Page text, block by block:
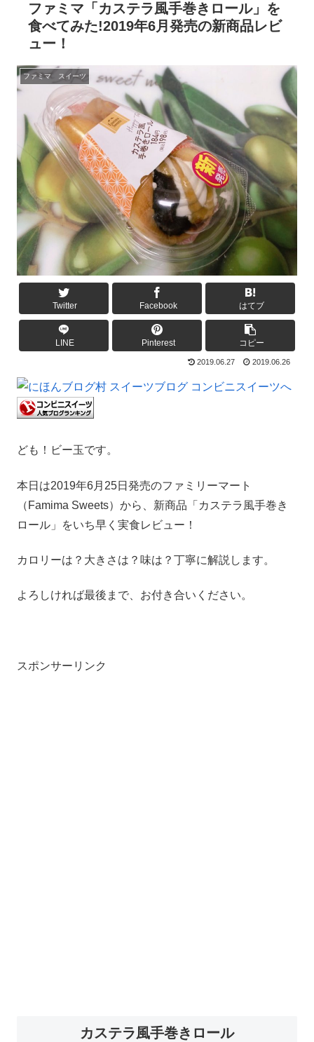
ファミマ「カステラ風手巻きロール」を
食べてみた!2019年6月発売の新商品レビ
ュー！
ファミマ スイーツ
Twitter Facebook はてブ
LINE Pinterest コピー
2019.06.27 2019.06.26
ども！ビー玉です。
本日は2019年6月25日発売のファミリーマート
（Famima Sweets）から、新商品「カステラ風手巻き
ロール」をいち早く実食レビュー！
カロリーは？大きさは？味は？丁寧に解説します。
よろしければ最後まで、お付き合いください。
スポンサーリンク
カステラ風手巻きロール